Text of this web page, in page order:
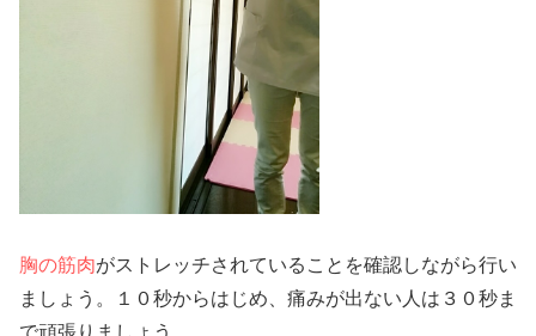
胸の筋肉がストレッチされていることを確認しながら行い
ましょう。１０秒からはじめ、痛みが出ない人は３０秒ま
で頑張りましょう。